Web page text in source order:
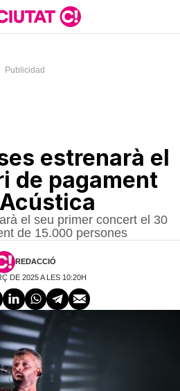
estrenarà el
de pagament
el seu primer concert el 30
de 15.000 persones
REDACCIÓ
DE 2025 A LES 10:20H